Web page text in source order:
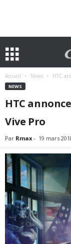
Accueil News HTC
NEWS
HTC
Vive Pro
Par Rmax - 19 mars